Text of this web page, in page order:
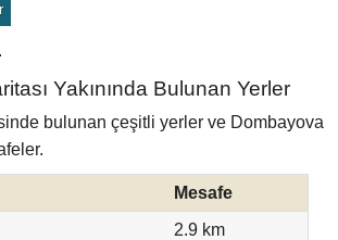
Yakınında Bulunan Yerler
bulunan çeşitli yerler ve Dombayova
Mesafe
2.9 km